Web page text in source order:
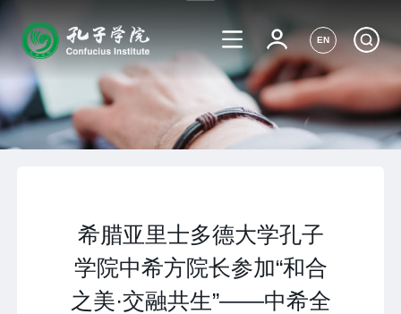
EN
希腊亚里士多德大学孔子
学院中希方院长参加“和合
之美·交融共生”——中希全